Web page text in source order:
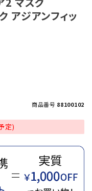
アジアンフィッ
商品番号 88100102
定)